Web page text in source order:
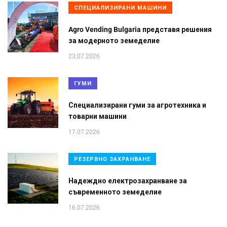
СПЕЦИАЛИЗИРАНИ МАШИНИ
Agro Vending Bulgaria представя решения
за модерното земеделие
23.07.2026
ГУМИ
Специализирани гуми за агротехника и
товарни машини
17.07.2026
РЕЗЕРВНО ЗАХРАНВАНЕ
Надеждно електрозахранване за
съвременното земеделие
16.07.2026